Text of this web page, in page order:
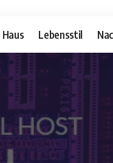
Haus Lebensstil